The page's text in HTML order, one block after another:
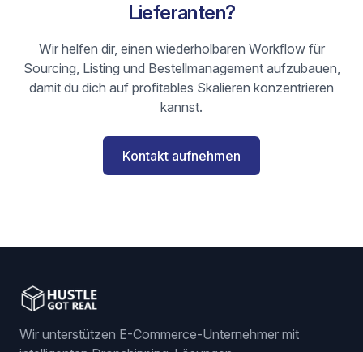
Lieferanten?
Wir helfen dir, einen wiederholbaren Workflow für
Sourcing, Listing und Bestellmanagement aufzubauen,
damit du dich auf profitables Skalieren konzentrieren
kannst.
Kontakt aufnehmen
Wir unterstützen E-Commerce-Unternehmer mit